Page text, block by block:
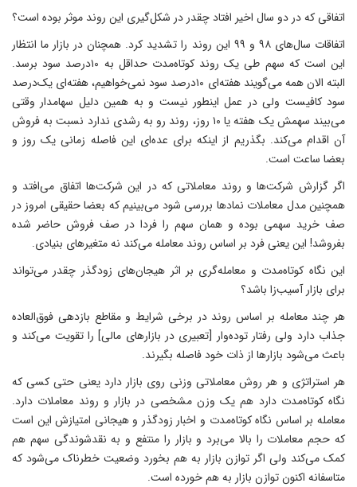
اتفاقی که در دو سال اخیر افتاد چقدر در شکل‌گیری این روند موثر بوده است؟
اتفاقات سال‌های ۹۸ و ۹۹ این روند را تشدید کرد. همچنان در بازار ما انتظار
این است که سهم طی یک روند کوتاه‌مدت حداقل به ۱۰‌درصد سود برسد.
البته الان همه می‌گویند هفته‌ای ۱۰‌درصد سود نمی‌خواهیم، هفته‌ای یک‌درصد
سود کافیست ولی در عمل اینطور نیست و به همین دلیل سهامدار وقتی
می‌بیند سهمش یک هفته یا ۱۰ روز، روند رو به رشدی ندارد نسبت به فروش
آن اقدام می‌کند. بگذریم از اینکه برای عده‌ای این فاصله زمانی یک روز و
بعضا ساعت است.
اگر گزارش شرکت‌ها و روند معاملاتی که در این شرکت‌ها اتفاق می‌افتد و
همچنین مدل معاملات نمادها بررسی شود می‌بینیم که بعضا حقیقی امروز در
صف خرید سهمی بوده و همان سهم را فردا در صف فروش حاضر شده
بفروشد! این یعنی فرد بر اساس روند معامله می‌کند نه متغیرهای بنیادی.
این نگاه‌ کوتاه‌مدت و معامله‌گری بر اثر هیجان‌های زودگذر چقدر می‌تواند
برای بازار آسیب‌زا باشد؟
هر چند معامله بر اساس روند در برخی شرایط و مقاطع بازدهی فوق‌العاده
جذاب دارد ولی رفتار توده‌وار [تعبیری در بازارهای مالی] را تقویت می‌کند و
باعث می‌شود بازارها از ذات خود فاصله بگیرند.
هر استراتژی و هر روش معاملاتی وزنی روی بازار دارد یعنی حتی کسی که
نگاه کوتاه‌مدت دارد هم یک وزن مشخصی در بازار و روند معاملات دارد.
معامله بر اساس نگاه کوتاه‌مدت و اخبار زودگذر و هیجانی امتیازش این است
که حجم معاملات را بالا می‌برد و بازار را منتفع و به نقدشوندگی سهم هم
کمک می‌کند ولی اگر توازن بازار به هم بخورد وضعیت خطرناک می‌شود که
متاسفانه اکنون توازن بازار به هم خورده است.